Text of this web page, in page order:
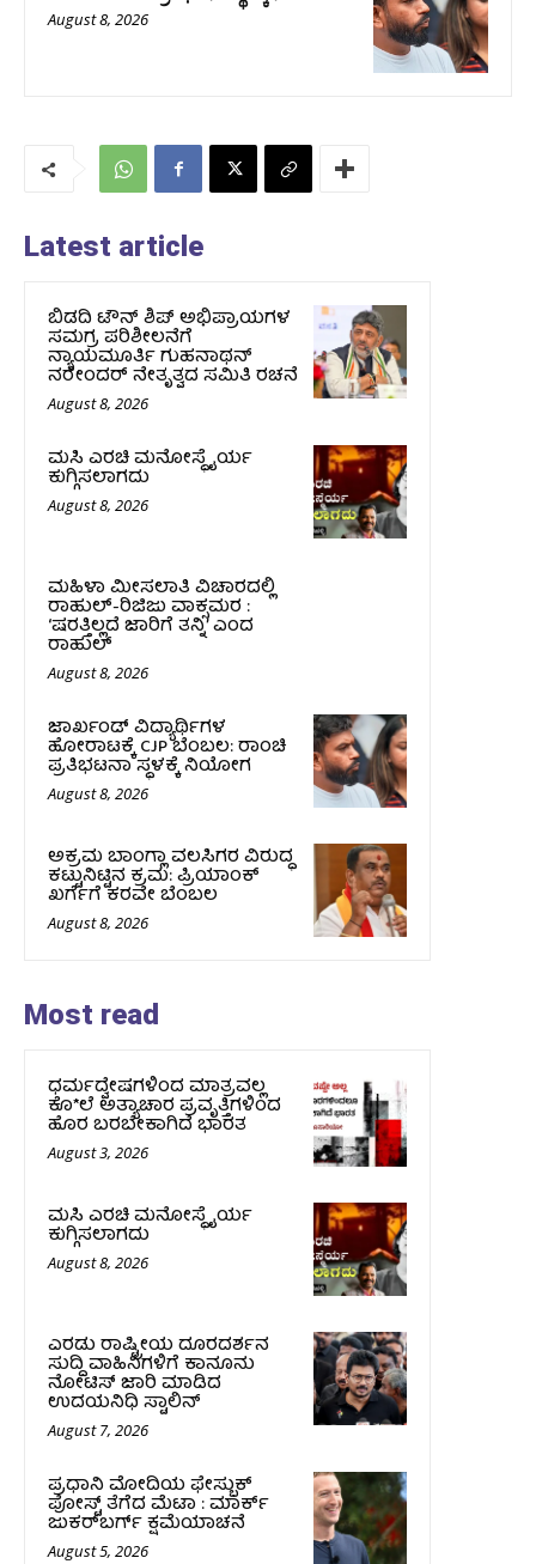
August 8, 2026
Latest article
ಬಿಡದಿ ಟೌನ್ ಶಿಪ್ ಅಭಿಪ್ರಾಯಗಳ
ಸಮಗ್ರ ಪರಿಶೀಲನೆಗೆ
ನ್ಯಾಯಮೂರ್ತಿ ಗುಹನಾಥನ್
ನರೇಂದರ್ ನೇತೃತ್ವದ ಸಮಿತಿ ರಚನೆ
August 8, 2026
ಮಸಿ ಎರಚಿ ಮನೋಸ್ಥೈರ್ಯ
ಕುಗ್ಗಿಸಲಾಗದು
August 8, 2026
ಮಹಿಳಾ ಮೀಸಲಾತಿ ವಿಚಾರದಲ್ಲಿ
ರಾಹುಲ್‌-ರಿಜಿಜು ವಾಕ್ಸಮರ :
‘ಷರತ್ತಿಲ್ಲದೆ ಜಾರಿಗೆ ತನ್ನಿ’ ಎಂದ
ರಾಹುಲ್‌
August 8, 2026
ಜಾರ್ಖಂಡ್‌ ವಿದ್ಯಾರ್ಥಿಗಳ
ಹೋರಾಟಕ್ಕೆ CJP ಬೆಂಬಲ: ರಾಂಚಿ
ಪ್ರತಿಭಟನಾ ಸ್ಥಳಕ್ಕೆ ನಿಯೋಗ
August 8, 2026
ಅಕ್ರಮ ಬಾಂಗ್ಲಾ ವಲಸಿಗರ ವಿರುದ್ಧ
ಕಟ್ಟುನಿಟ್ಟಿನ ಕ್ರಮ: ಪ್ರಿಯಾಂಕ್
ಖರ್ಗೆಗೆ ಕರವೇ ಬೆಂಬಲ
August 8, 2026
Most read
ಧರ್ಮದ್ವೇಷಗಳಿಂದ ಮಾತ್ರವಲ್ಲ
ಕೊ*ಲೆ ಅತ್ಯಾಚಾರ ಪ್ರವೃತ್ತಿಗಳಿಂದ
ಹೊರ ಬರಬೇಕಾಗಿದೆ ಭಾರತ
August 3, 2026
ಮಸಿ ಎರಚಿ ಮನೋಸ್ಥೈರ್ಯ
ಕುಗ್ಗಿಸಲಾಗದು
August 8, 2026
ಎರಡು ರಾಷ್ಟ್ರೀಯ ದೂರದರ್ಶನ
ಸುದ್ದಿ ವಾಹಿನಿಗಳಿಗೆ ಕಾನೂನು
ನೋಟಿಸ್ ಜಾರಿ ಮಾಡಿದ
ಉದಯನಿಧಿ ಸ್ಟಾಲಿನ್
August 7, 2026
ಪ್ರಧಾನಿ ಮೋದಿಯ ಫೇಸ್ಬುಕ್‌
ಪೋಸ್ಟ್‌ ತೆಗೆದ ಮೆಟಾ : ಮಾರ್ಕ್
ಜುಕರ್‌ಬರ್ಗ್ ಕ್ಷಮೆಯಾಚನೆ
August 5, 2026